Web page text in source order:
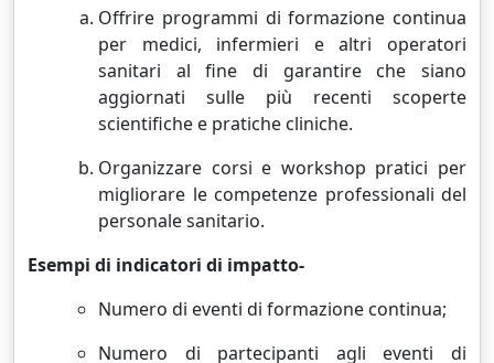
Offrire programmi di formazione continua
per medici, infermieri e altri operatori
sanitari al fine di garantire che siano
aggiornati sulle più recenti scoperte
scientifiche e pratiche cliniche.
Organizzare corsi e workshop pratici per
migliorare le competenze professionali del
personale sanitario.
Esempi di indicatori di impatto-
Numero di eventi di formazione continua;
Numero di partecipanti agli eventi di